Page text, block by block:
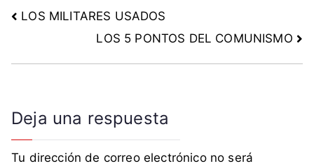
a
n
i
u
LOS MILITARES USADOS
LOS 5 PONTOS DEL COMUNISMO
Deja una respuesta
Tu dirección de correo electrónico no será